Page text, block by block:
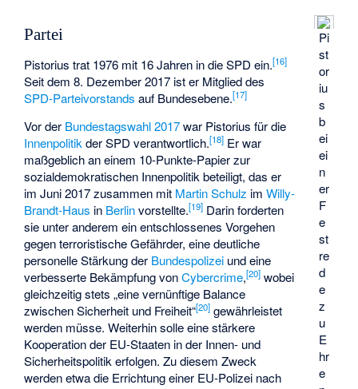
Pi
st
or
iu
s
b
ei
ei
n
er
F
e
st
re
d
e
z
u
E
hr
e
Partei
Pistorius trat 1976 mit 16 Jahren in die SPD ein.[16]
Seit dem 8. Dezember 2017 ist er Mitglied des
SPD-Parteivorstands auf Bundesebene.[17]
Vor der Bundestagswahl 2017war Pistorius für die
Innenpolitik der SPD verantwortlich.[18] Er war
maßgeblich an einem 10-Punkte-Papier zur
sozialdemokratischen Innenpolitik beteiligt, das er
im Juni 2017 zusammen mit Martin Schulz imWilly-
Brandt-Haus in Berlinvorstellte.[19] Darin forderten
sie unter anderem ein entschlossenes Vorgehen
gegen terroristische Gefährder, eine deutliche
personelle Stärkung der Bundespolizei und eine
verbesserte Bekämpfung vonCybercrime,[20] wobei
gleichzeitig stets „eine vernünftige Balance
zwischen Sicherheit und Freiheit“[20] gewährleistet
werden müsse. Weiterhin solle eine stärkere
Kooperation der EU-Staaten in der Innen- und
Sicherheitspolitik erfolgen. Zu diesem Zweck
werden etwa die Errichtung einer EU-Polizei nach